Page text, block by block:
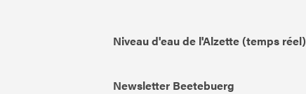
Niveau d'eau de l'Alzette (temps réel)
Newsletter Beetebuerg